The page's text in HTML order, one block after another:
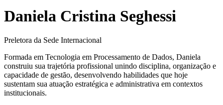
Daniela Cristina Seghessi
Preletora da Sede Internacional
Formada em Tecnologia em Processamento de Dados, Daniela
construiu sua trajetória profissional unindo disciplina, organização e
capacidade de gestão, desenvolvendo habilidades que hoje
sustentam sua atuação estratégica e administrativa em contextos
institucionais.